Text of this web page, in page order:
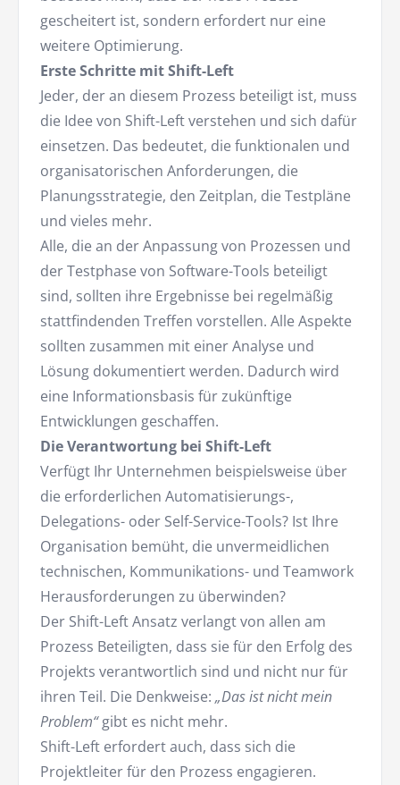
gescheitert ist, sondern erfordert nur eine
weitere Optimierung.
Erste Schritte mit Shift-Left
Jeder, der an diesem Prozess beteiligt ist, muss
die Idee von Shift-Left verstehen und sich dafür
einsetzen. Das bedeutet, die funktionalen und
organisatorischen Anforderungen, die
Planungsstrategie, den Zeitplan, die Testpläne
und vieles mehr.
Alle, die an der Anpassung von Prozessen und
der Testphase von Software-Tools beteiligt
sind, sollten ihre Ergebnisse bei regelmäßig
stattfindenden Treffen vorstellen. Alle Aspekte
sollten zusammen mit einer Analyse und
Lösung dokumentiert werden. Dadurch wird
eine Informationsbasis für zukünftige
Entwicklungen geschaffen.
Die Verantwortung bei Shift-Left
Verfügt Ihr Unternehmen beispielsweise über
die erforderlichen Automatisierungs-,
Delegations- oder Self-Service-Tools? Ist Ihre
Organisation bemüht, die unvermeidlichen
technischen, Kommunikations- und Teamwork
Herausforderungen zu überwinden?
Der Shift-Left Ansatz verlangt von allen am
Prozess Beteiligten, dass sie für den Erfolg des
Projekts verantwortlich sind und nicht nur für
ihren Teil. Die Denkweise: „Das ist nicht mein
Problem“gibt es nicht mehr.
Shift-Left erfordert auch, dass sich die
Projektleiter für den Prozess engagieren.